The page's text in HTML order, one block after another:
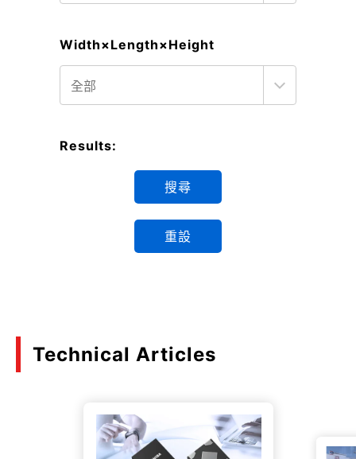
Width×Length×Height
Results:
搜尋
重設
Technical Articles